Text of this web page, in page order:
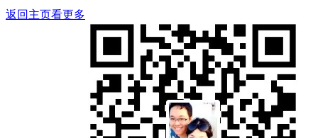
返回主页看更多